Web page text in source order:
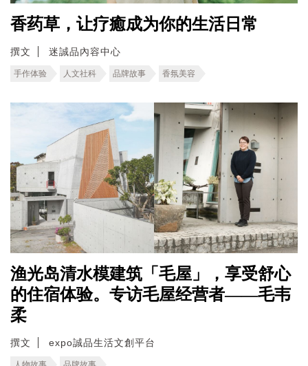
香药草，让疗癒成为你的生活日常
撰文 迷誠品內容中心
手作体验 人文社科 品牌故事 香氛美容
渔光岛清水模建筑「毛屋」，享受舒心
的住宿体验。专访毛屋经营者——毛韦
柔
撰文 expo誠品生活文創平台